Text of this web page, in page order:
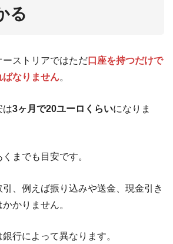
る
ーストリアではただ口座を持つだけで
ばなりません。
は3ヶ月で20ユーロくらいになりま
までも目安です。
、例えば振り込みや送金、現金引き
かりません。
行によって異なります。